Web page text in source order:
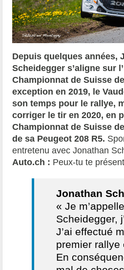
Depuis quelques années,
Scheidegger s’aligne sur
Championnat de Suisse
exception en 2019, le
son temps pour le rallye,
corriger le tir en 2020, en
Championnat de Suisse
de sa Peugeot 208 R5.
entretenu avec Jonathan
Auto.ch : Peux-tu te
Jonathan
« Je
Scheidegger,
J’ai effectué
premier rallye
En